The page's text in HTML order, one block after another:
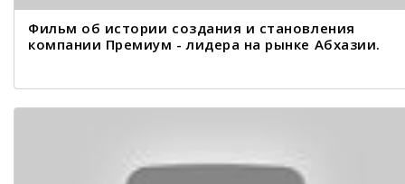
Фильм об истории создания и становления
компании Премиум - лидера на рынке Абхазии.